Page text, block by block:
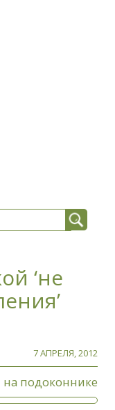
‘не
7 АПРЕЛЯ, 2012
подоконнике